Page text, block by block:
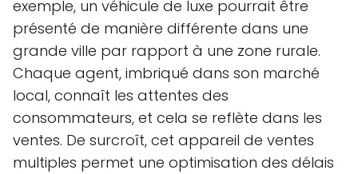
exemple, un véhicule de luxe pourrait être
présenté de manière différente dans une
grande ville par rapport à une zone rurale.
Chaque agent, imbriqué dans son marché
local, connaît les attentes des
consommateurs, et cela se reflète dans les
ventes. De surcroît, cet appareil de ventes
multiples permet une optimisation des délais